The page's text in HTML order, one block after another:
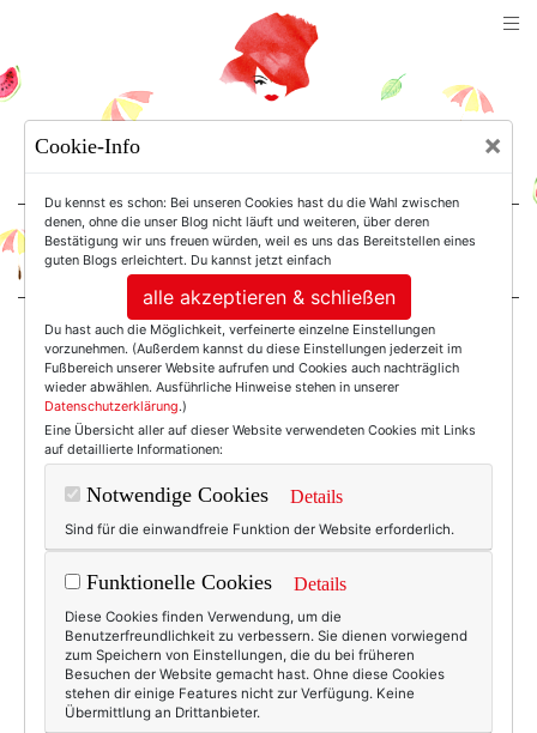
For Women. Not Girls.
Einträge mit dem
Tag: Modcloth
Cookie-Info ×
Du kennst es schon: Bei unseren Cookies hast du die Wahl zwischen
denen, ohne die unser Blog nicht läuft und weiteren, über deren
Bestätigung wir uns freuen würden, weil es uns das Bereitstellen eines
guten Blogs erleichtert. Du kannst jetzt einfach
alle akzeptieren & schließen
Du hast auch die Möglichkeit, verfeinerte einzelne Einstellungen
vorzunehmen. (Außerdem kannst du diese Einstellungen jederzeit im
Fußbereich unserer Website aufrufen und Cookies auch nachträglich
wieder abwählen. Ausführliche Hinweise stehen in unserer
Datenschutzerklärung.)
Eine Übersicht aller auf dieser Website verwendeten Cookies mit Links
auf detaillierte Informationen:
Notwendige Cookies Details
Sind für die einwandfreie Funktion der Website erforderlich.
Funktionelle Cookies Details
Diese Cookies finden Verwendung, um die
Benutzerfreundlichkeit zu verbessern. Sie dienen vorwiegend
zum Speichern von Einstellungen, die du bei früheren
Besuchen der Website gemacht hast. Ohne diese Cookies
stehen dir einige Features nicht zur Verfügung. Keine
Übermittlung an Drittanbieter.